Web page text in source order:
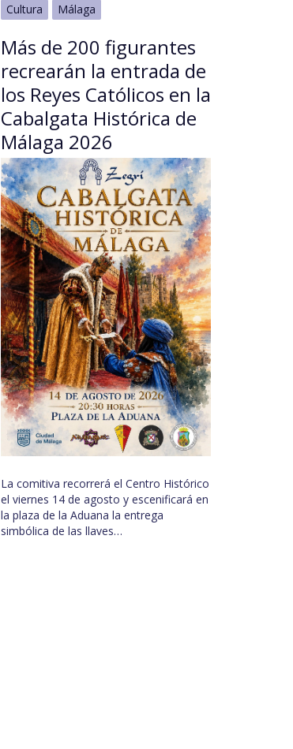
Cultura Málaga
Más de 200 figurantes
recrearán la entrada de
los Reyes Católicos en la
Cabalgata Histórica de
Málaga 2026
La comitiva recorrerá el Centro Histórico
el viernes 14 de agosto y escenificará en
la plaza de la Aduana la entrega
simbólica de las llaves…